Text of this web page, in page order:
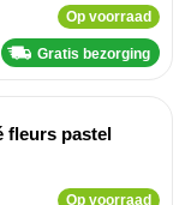
Op voorraad
Gratis bezorging
fleurs pastel
Op voorraad